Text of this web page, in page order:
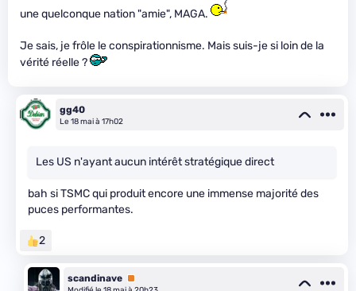
une quelconque nation "amie", MAGA.
Je sais, je frôle le conspirationnisme. Mais suis-je si loin de la
vérité réelle ?
gg40
Le 18 mai à 17h02
Les US n'ayant aucun intérêt stratégique direct
bah si TSMC qui produit encore une immense majorité des
puces performantes.
2
scandinave Premium